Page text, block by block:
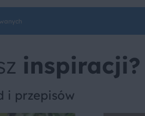
inspiracji?
i przepisów